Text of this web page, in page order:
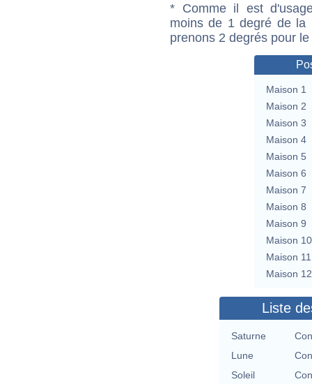
* Comme il est
moins de 1 degré de la
prenons 2 degrés pour
Maison 1
Maison 2
Maison 3
Maison 4
Maison 5
Maison 6
Maison 7
Maison 8
Maison 9
Maison 10
Maison 11
Maison 12
Liste
Saturne
Lune
Soleil